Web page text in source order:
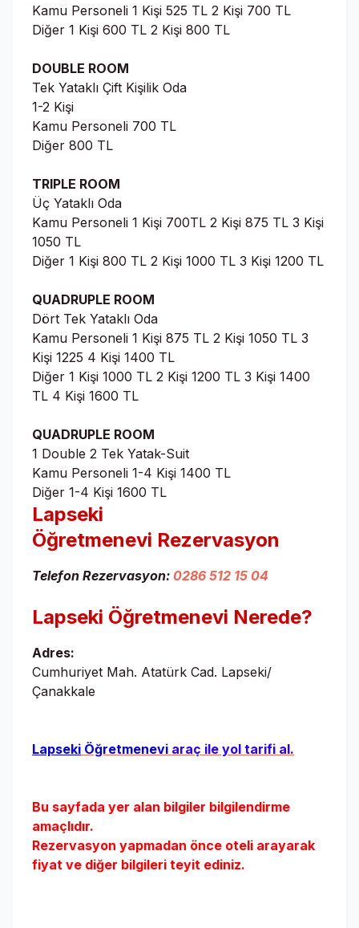
Kamu Personeli 1 Kişi 525 TL 2 Kişi 700 TL
Diğer 1 Kişi 600 TL 2 Kişi 800 TL
DOUBLE ROOM
Tek Yataklı Çift Kişilik Oda
1-2 Kişi
Kamu Personeli 700 TL
Diğer 800 TL
TRIPLE ROOM
Üç Yataklı Oda
Kamu Personeli 1 Kişi 700TL 2 Kişi 875 TL 3 Kişi
1050 TL
Diğer 1 Kişi 800 TL 2 Kişi 1000 TL 3 Kişi 1200 TL
QUADRUPLE ROOM
Dört Tek Yataklı Oda
Kamu Personeli 1 Kişi 875 TL 2 Kişi 1050 TL 3
Kişi 1225 4 Kişi 1400 TL
Diğer 1 Kişi 1000 TL 2 Kişi 1200 TL 3 Kişi 1400
TL 4 Kişi 1600 TL
QUADRUPLE ROOM
1 Double 2 Tek Yatak-Suit
Kamu Personeli 1-4 Kişi 1400 TL
Diğer 1-4 Kişi 1600 TL
Lapseki
Öğretmenevi Rezervasyon
Telefon Rezervasyon: 0286 512 15 04
Lapseki Öğretmenevi Nerede?
Adres:
Cumhuriyet Mah. Atatürk Cad. Lapseki/
Çanakkale
Lapseki Öğretmenevi araç ile yol tarifi al.
Bu sayfada yer alan bilgiler bilgilendirme
amaçlıdır.
Rezervasyon yapmadan önce oteli arayarak
fiyat ve diğer bilgileri teyit ediniz.